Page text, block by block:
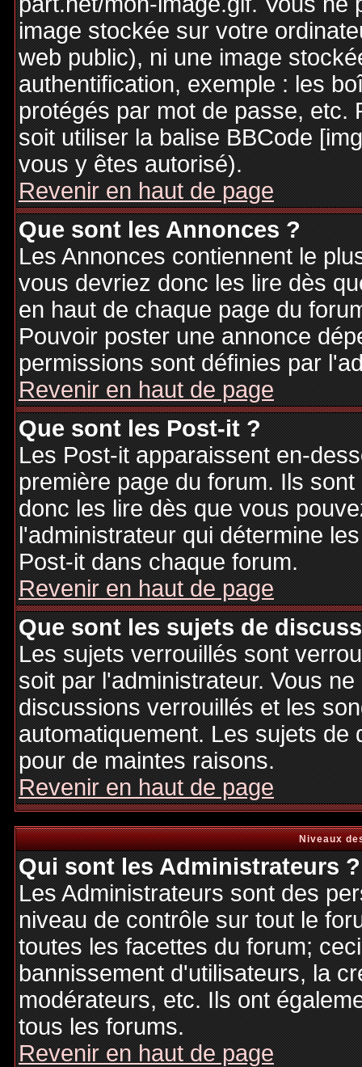
image stockée sur votre
web public), ni une image
authentification, exemple : les
protégés par mot de passe, etc.
soit utiliser la balise BBCode
vous y êtes autorisé).
Revenir en haut de page
Que sont les Annonces ?
Les Annonces contiennent le
vous devriez donc les lire dès
en haut de chaque page du
Pouvoir poster une annonce
permissions sont définies par
Revenir en haut de page
Que sont les Post-it ?
Les Post-it apparaissent en-
première page du forum. Ils
donc les lire dès que vous
l'administrateur qui détermine
Post-it dans chaque forum.
Revenir en haut de page
Que sont les sujets de
Les sujets verrouillés sont
soit par l'administrateur. Vous
discussions verrouillés et les
automatiquement. Les sujets
pour de maintes raisons.
Revenir en haut de page
Niveaux
Qui sont les Administrateurs ?
Les Administrateurs sont des
niveau de contrôle sur tout le
toutes les facettes du forum;
bannissement d'utilisateurs, la
modérateurs, etc. Ils ont
tous les forums.
Revenir en haut de page